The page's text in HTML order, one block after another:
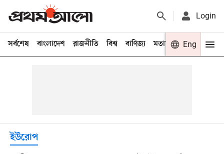
Login
সর্বশেষ বাংলাদেশ রাজনীতি বিশ্ব বাণিজ্য মতামত খেলা
Eng
ইউরোপ